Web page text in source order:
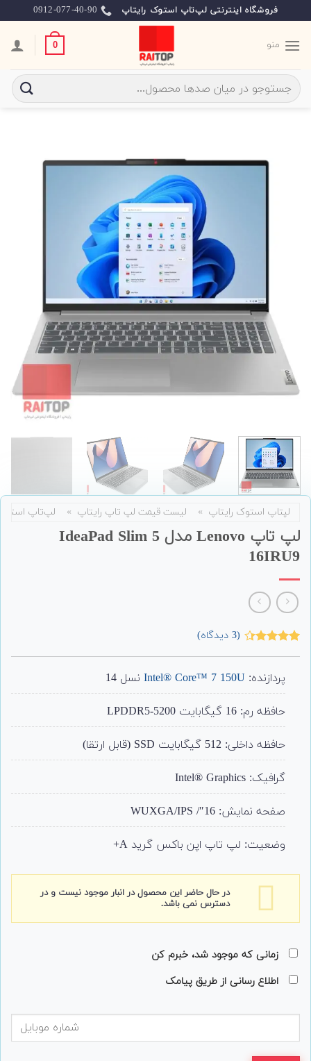
to
content
فروشگاه اینترنتی لپ‌تاپ استوک رایتاپ 0912-077-40-90
منو 0
جستجو
برای:
لپتاپ استوک رایتاپ » لیست قیمت لپ تاپ رایتاپ » لپ‌تاپ
لپ تاپ Lenovo مدل IdeaPad Slim 5
16IRU9
امتیاز
مشتری
(
3دیدگاه)
پردازنده: Intel® Core™ 7 150Uنسل 14
حافظه رم: 16 گیگابایت LPDDR5-5200
حافظه داخلی: 512 گیگابایت SSD (قابل ارتقا)
گرافیک: Intel® Graphics
صفحه نمایش: 16″/ WUXGA/IPS
وضعیت: لپ تاپ اپن باکس گرید A+
در حال حاضر این محصول در انبار موجود نیست و در
دسترس نمی باشد.
زمانی که موجود شد، خبرم کن
اطلاع رسانی از طریق پیامک